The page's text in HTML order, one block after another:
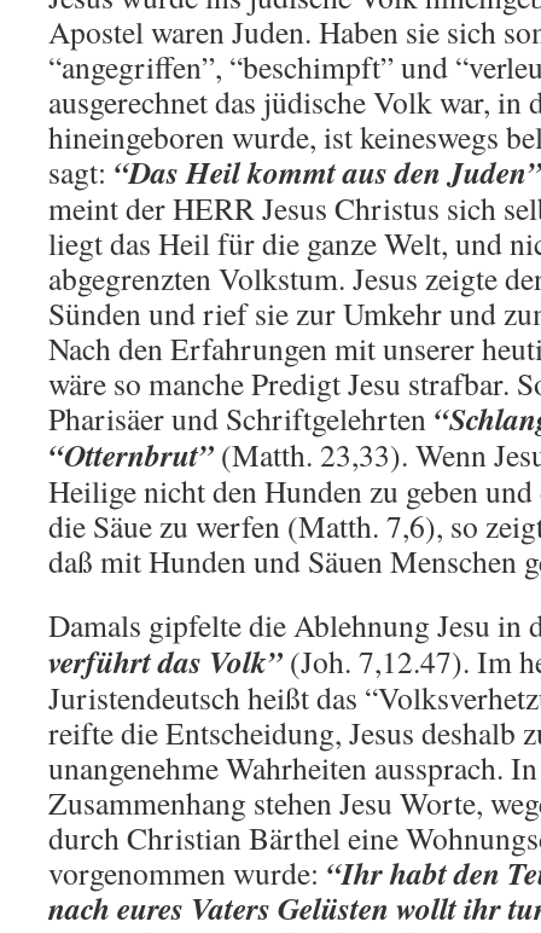
Apostel waren Juden. Haben sie sich
“angegriffen”, “beschimpft” und
ausgerechnet das jüdische Volk war, in
hineingeboren wurde, ist keineswegs
sagt: “Das Heil kommt aus den Juden”
meint der HERR Jesus Christus sich
liegt das Heil für die ganze Welt, und
abgegrenzten Volkstum. Jesus zeigte
Sünden und rief sie zur Umkehr und
Nach den Erfahrungen mit unserer
wäre so manche Predigt Jesu strafbar.
Pharisäer und Schriftgelehrten
“Otternbrut” (Matth. 23,33). Wenn
Heilige nicht den Hunden zu geben
die Säue zu werfen (Matth. 7,6), so
daß mit Hunden und Säuen Menschen
Damals gipfelte die Ablehnung Jesu
verführt das Volk” (Joh. 7,12.47). Im
Juristendeutsch heißt das
reifte die Entscheidung, Jesus deshalb
unangenehme Wahrheiten aussprach.
Zusammenhang stehen Jesu Worte,
durch Christian Bärthel eine
vorgenommen wurde: “Ihr habt den
nach eures Vaters Gelüsten wollt ihr